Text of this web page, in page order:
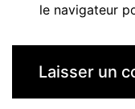
le navigateur